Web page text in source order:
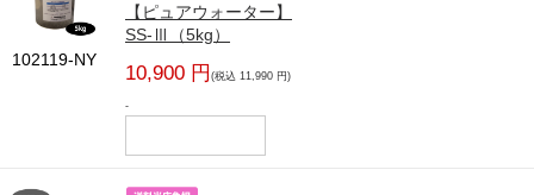
102119-NY
【ピュアウォーター】
SS-Ⅲ（5kg）
10,900 円 (税込 11,990 円)
-